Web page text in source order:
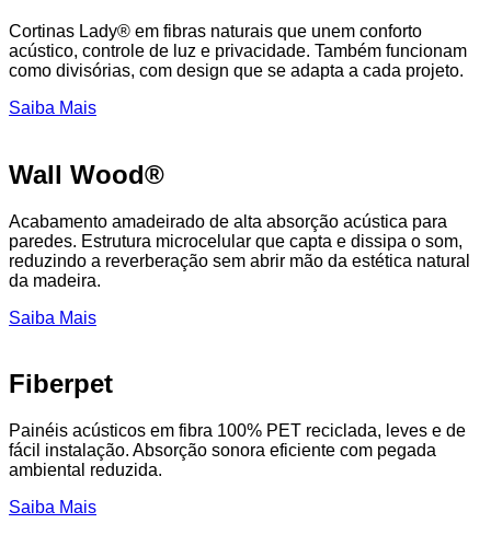
Cortinas Lady® em fibras naturais que unem conforto
acústico, controle de luz e privacidade. Também funcionam
como divisórias, com design que se adapta a cada projeto.
Saiba Mais
Wall Wood®
Acabamento amadeirado de alta absorção acústica para
paredes. Estrutura microcelular que capta e dissipa o som,
reduzindo a reverberação sem abrir mão da estética natural
da madeira.
Saiba Mais
Fiberpet
Painéis acústicos em fibra 100% PET reciclada, leves e de
fácil instalação. Absorção sonora eficiente com pegada
ambiental reduzida.
Saiba Mais